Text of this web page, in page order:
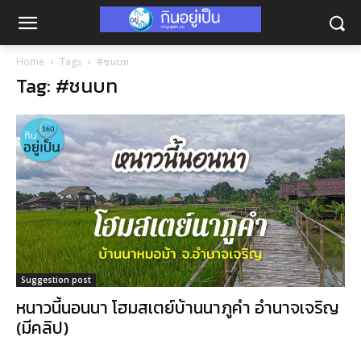
Home Tags #ชนบท
Tag: #ชนบท
Suggestion post
หนาวนี้นอนนา โฮมสเตย์บ้านนาภูคำ อำนาจเจริญ
(มีคลิป)